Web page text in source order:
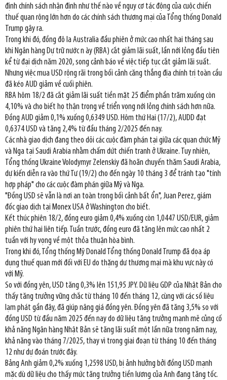
định chính sách nhận định như thế nào về nguy cơ tác động của cuộc chiến
thuế quan rộng lớn hơn do các chính sách thương mại của Tổng thống Donald
Trump gây ra.
Trong khi đó, đồng đô la Australia đầu phiên ở mức cao nhất hai tháng sau
khi Ngân hàng Dự trữ nước n ày (RBA) cắt giảm lãi suất, lần nới lỏng đầu tiên
kể từ đại dịch năm 2020, song cảnh báo về việc tiếp tục cắt giảm lãi suất.
Nhưng việc mua USD rộng rãi trong bối cảnh căng thẳng địa chính trị toàn cầu
đã kéo AUD giảm về cuối phiên.
RBA hôm 18/2 đã cắt giảm lãi suất tiền mặt 25 điểm phần trăm xuống còn
4,10% và cho biết họ thận trọng về triển vọng nới lỏng chính sách hơn nữa.
Đồng AUD giảm 0,1% xuống 0,6349 USD. Hôm thứ Hai (17/2), AUDD đạt
0,6374 USD và tăng 2,4% từ đầu tháng 2/2025 đến nay.
Các nhà giao dịch đang theo dõi các cuộc đàm phán tại giữa các quan chức Mỹ
và Nga tại Saudi Arabia nhằm chấm dứt chiến tranh ở Ukraine. Tuy nhiên,
Tổng thống Ukraine Volodymyr Zelenskiy đã hoãn chuyến thăm Saudi Arabia,
dự kiến diễn ra vào thứ Tư (19/2) cho đến ngày 10 tháng 3 để tránh tạo "tính
hợp pháp" cho các cuộc đàm phán giữa Mỹ và Nga.
"Đồng USD sẽ vẫn là nơi an toàn trong bối cảnh bất ổn", Juan Perez, giám
đốc giao dịch tại Monex USA ở Washington cho biết.
Kết thúc phiên 18/2, đồng euro giảm 0,4% xuống còn 1,0447 USD/EUR, giảm
phiên thứ hai liên tiếp. Tuần trước, đồng euro đã tăng lên mức cao nhất 2
tuần với hy vọng về một thỏa thuận hòa bình.
Trong khi đó, Tổng thống Mỹ Donald Tổng thống Donald Trump đã dọa áp
dụng thuế quan mới đối với EU do thặng dư thương mại mà khu vực này có
với Mỹ.
So với đồng yên, USD tăng 0,3% lên 151,95 JPY. Dữ liệu GDP của Nhật Bản cho
thấy tăng trưởng vững chắc từ tháng 10 đến tháng 12, cùng với các số liệu
lạm phát gần đây, đã giúp nâng giá đồng yên. Đồng yên đã tăng 3,5% so với
đồng USD từ đầu năm 2025 đến nay do dữ liệu tăng trưởng mạnh mẽ củng cố
khả năng Ngân hàng Nhật Bản sẽ tăng lãi suất một lần nữa trong năm nay,
khả năng vào tháng 7/2025, thay vì trong giai đoạn từ tháng 10 đến tháng
12 như dự đoán trước đây.
Bảng Anh giảm 0,2% xuống 1,2598 USD, bị ảnh hưởng bởi đồng USD mạnh
mặc dù dữ liệu cho thấy mức tăng trưởng tiền lương của Anh đang tăng tốc.